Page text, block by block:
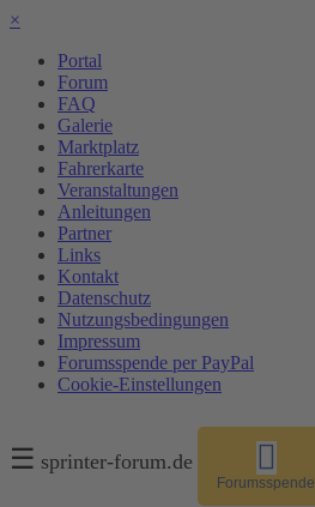
×
Portal
Forum
FAQ
Galerie
Marktplatz
Fahrerkarte
Veranstaltungen
Anleitungen
Partner
Links
Kontakt
Datenschutz
Nutzungsbedingungen
Impressum
Forumsspende per PayPal
Cookie-Einstellungen
☰ sprinter-forum.de
Forumsspende